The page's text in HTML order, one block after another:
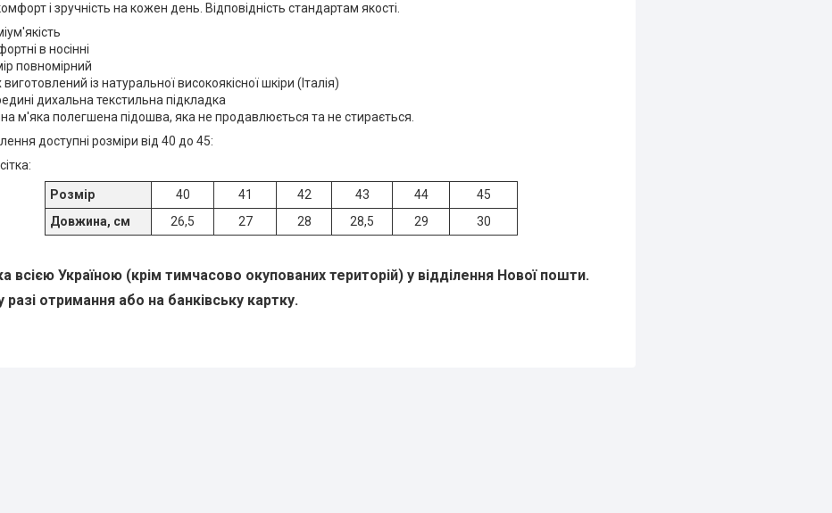
і зручність на кожен день. Відповідність стандартам якості.
в носінні
повномірний
виготовлений із натуральної високоякісної шкіри (Італія)
дихальна текстильна підкладка
м'яка полегшена підошва, яка не продавлюється та не стирається.
доступні розміри від 40 до 45:
Розмір 40 41 42 43 44
45
Довжина, см
26,5 27 28 28,5 29 30
всією Україною (крім тимчасово окупованих територій) у відділення Нової пошти.
разі отримання або на банківську картку.